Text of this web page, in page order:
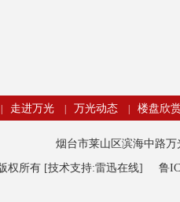
走进万光 万光动态 楼盘欣
烟台市莱山区滨海中路
权所有 [技术支持:雷迅在线] 鲁